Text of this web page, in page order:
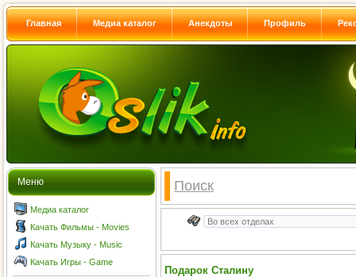
Главная Медиа каталог Анекдоты Профиль
Меню
Медиа каталог
Качать Фильмы - Movies
Качать Музыку - Music
Качать Игры - Game
Поиск
Подарок Сталину